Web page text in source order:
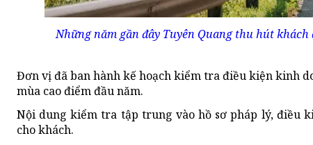
Những năm gần đây Tuyên Quang thu hút
Đơn vị đã ban hành kế hoạch kiểm tra điều kiện kinh
mùa cao điểm đầu năm.
Nội dung kiểm tra tập trung vào hồ sơ pháp lý, điều
cho khách.